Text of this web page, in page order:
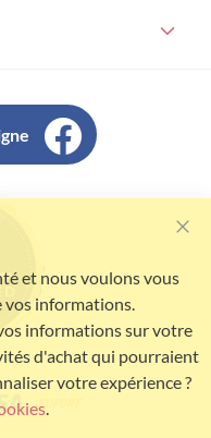
et nous voulons vous
informations.
informations sur votre
d'achat qui pourraient
votre expérience ?
.